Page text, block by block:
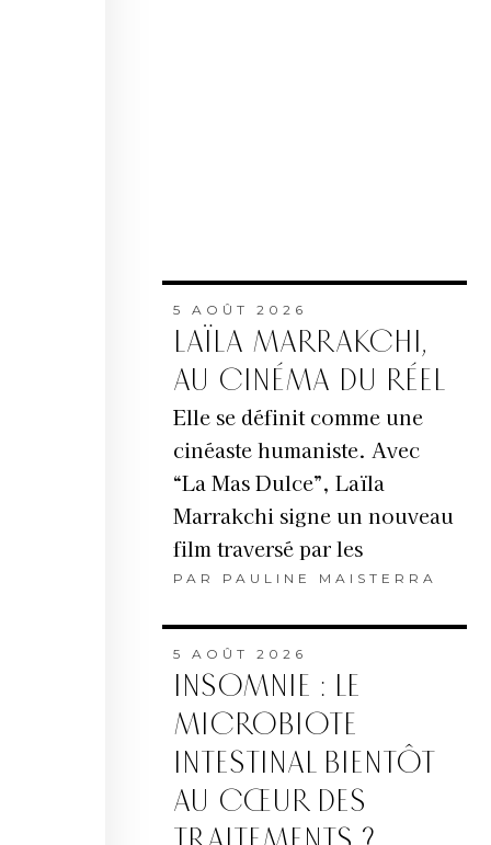
5 AOÛT 2026
LAÏLA MARRAKCHI,
AU CINÉMA DU RÉEL
Elle se définit comme une
cinéaste humaniste. Avec
“La Mas Dulce”, Laïla
Marrakchi signe un nouveau
film traversé par les
PAR PAULINE MAISTERRA
5 AOÛT 2026
INSOMNIE : LE
MICROBIOTE
INTESTINAL BIENTÔT
AU CŒUR DES